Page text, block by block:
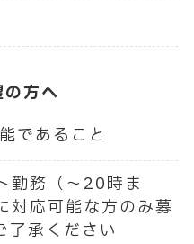
方へ
であること
勤務（～20時ま
対応可能な方のみ募
了承ください